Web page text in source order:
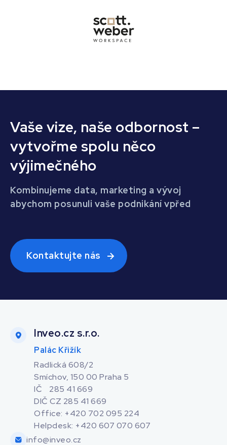
Vaše vize, naše odbornost –
vytvořme spolu něco
výjimečného
Kombinujeme data, marketing a vývoj
abychom posunuli vaše podnikání vpřed
Kontaktujte nás
Inveo.cz s.r.o.
Palác Křižík
Radlická 608/2
Smíchov, 150 00 Praha 5
IČ 285 41 669
DIČ CZ 285 41 669
Office: +420 702 095 224
Helpdesk: +420 607 070 607
info@inveo.cz